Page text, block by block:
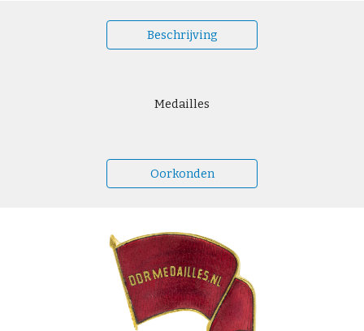
Beschrijving
Medailles
Oorkonden